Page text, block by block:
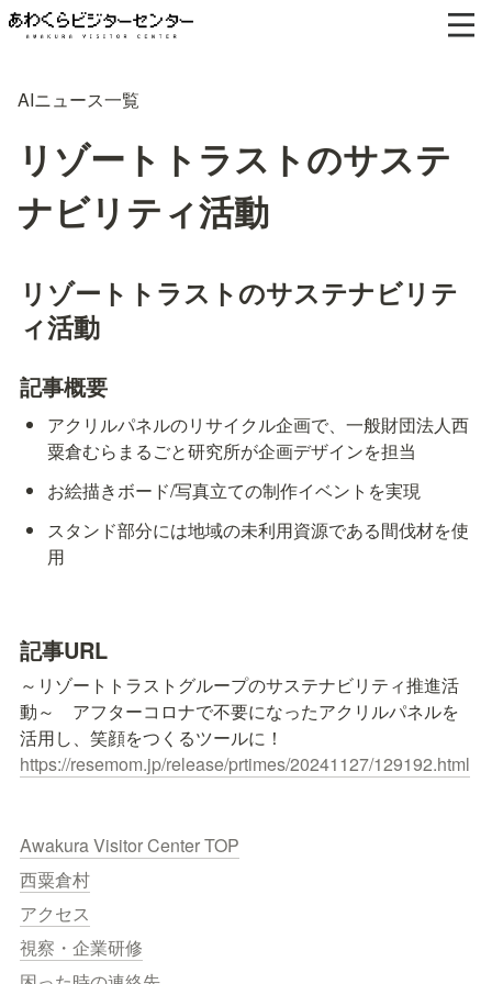
AIニュース一覧
リゾートトラストのサステ
ナビリティ活動
リゾートトラストのサステナビリテ
ィ活動
記事概要
アクリルパネルのリサイクル企画で、一般財団法人西
粟倉むらまるごと研究所が企画デザインを担当
お絵描きボード/写真立ての制作イベントを実現
スタンド部分には地域の未利用資源である間伐材を使
用
記事URL
～リゾートトラストグループのサステナビリティ推進活
動～　アフターコロナで不要になったアクリルパネルを
https://resemom.jp/release/prtimes/20241127/129192.html
Awakura Visitor Center TOP
西粟倉村
アクセス
視察・企業研修